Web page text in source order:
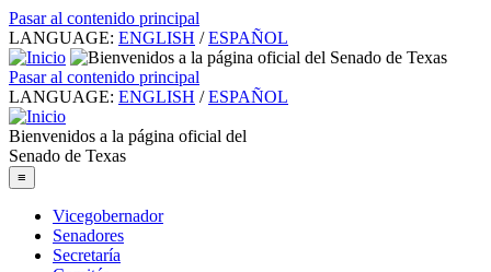
Pasar al contenido principal
LANGUAGE: ENGLISH / ESPAÑOL
Pasar al contenido principal
LANGUAGE: ENGLISH / ESPAÑOL
Bienvenidos a la página oficial del
Senado de Texas
≡
Vicegobernador
Senadores
Secretaría